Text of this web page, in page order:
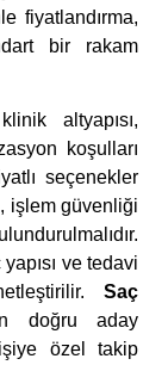
fiyatlandırma,
bir rakam
altyapısı,
koşulları
seçenekler
işlem güvenliği
ve tedavi
Saç
doğru aday
özel takip